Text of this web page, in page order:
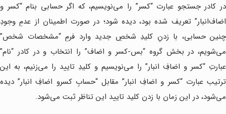
در کادر جستجو عبارت “کسر” را می‌نویسیم، که اگر حسابی بنام “کسر و
اضاف‌انبار” تعریف شده بود، دیده شود؛ در صورت اطمینان از عدمِ وجودِ
چنین حسابی، با زدنِ کلیدِ شخصِ جدید وارد فرمِ “مشخصات شخص”
می‌شویم، در بخش گروه “بس-کسر و اضاف” را انتخاب و در کادر “نام”
عبارتِ “کسر و اضافِ انبار” را می‌نویسیم و کلیدِ تایید را می‌زنیم، به این
ترتیب عبارت “کسر و اضافِ انبار” مقابل “حسابِ کسرو اضافِ انبار” دیده
می‌شود، در این زمان با زدن کلید تایید این تناظر ثبت می‌شود.